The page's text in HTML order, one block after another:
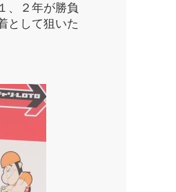
、２年が勝負
として狙いた